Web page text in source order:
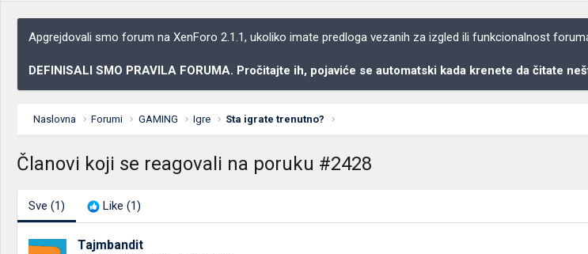
Apgrejdovali smo forum na XenForo 2.1.1, ukoliko imate predloga vezanih za izgled ili funkcionalnost
DEFINISALI SMO PRAVILA FORUMA. Pročitajte ih, pojaviće se automatski kada krenete da čitate
Naslovna Forumi GAMING Igre Sta igrate trenutno?
Članovi koji se reagovali na poruku #2428
Sve (1) Like (1)
Tajmbandit